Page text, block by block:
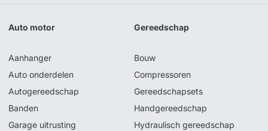
Auto motor
Aanhanger
Auto onderdelen
Autogereedschap
Banden
Garage uitrusting
Gereedschap
Bouw
Compressoren
Gereedschapsets
Handgereedschap
Hydraulisch gereedschap